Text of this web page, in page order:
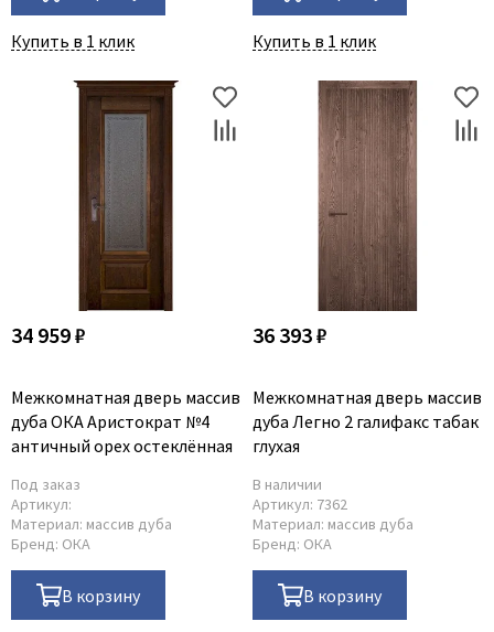
Купить в 1 клик Купить в 1 клик
34 959 ₽
Межкомнатная дверь массив
дуба ОКА Аристократ №4
античный орех остеклённая
Под заказ
Артикул:
Материал: массив дуба
Бренд: ОКА
В корзину
36 393 ₽
Межкомнатная дверь массив
дуба Легно 2 галифакс табак
глухая
В наличии
Артикул: 7362
Материал: массив дуба
Бренд: ОКА
В корзину